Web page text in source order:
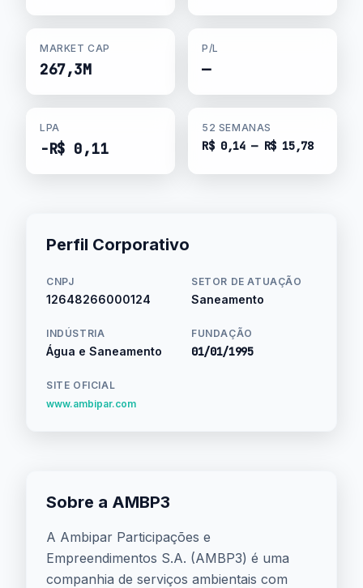
MARKET CAP
267,3M
P/L
—
LPA
-R$ 0,11
52 SEMANAS
R$ 0,14 — R$ 15,78
Perfil Corporativo
CNPJ
12648266000124
SETOR DE ATUAÇÃO
Saneamento
INDÚSTRIA
Água e Saneamento
FUNDAÇÃO
01/01/1995
SITE OFICIAL
www.ambipar.com
Sobre a AMBP3
A Ambipar Participações e
Empreendimentos S.A. (AMBP3) é uma
companhia de serviços ambientais com